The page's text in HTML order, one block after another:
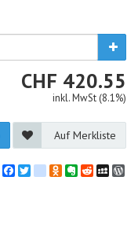
CHF CHF
420.55
inkl. MwSt (8.1%)
Auf Merkliste
PinterestFacebook
Twittergoogle_bookmarks
Odnoklassniki
Evernote
Reddit